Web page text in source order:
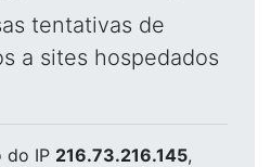
tentativas de
a sites hospedados
do IP 216.73.216.145,